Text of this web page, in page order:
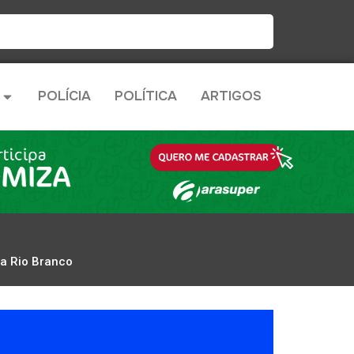
POLÍCIA POLÍTICA ARTIGOS
Rio Branco